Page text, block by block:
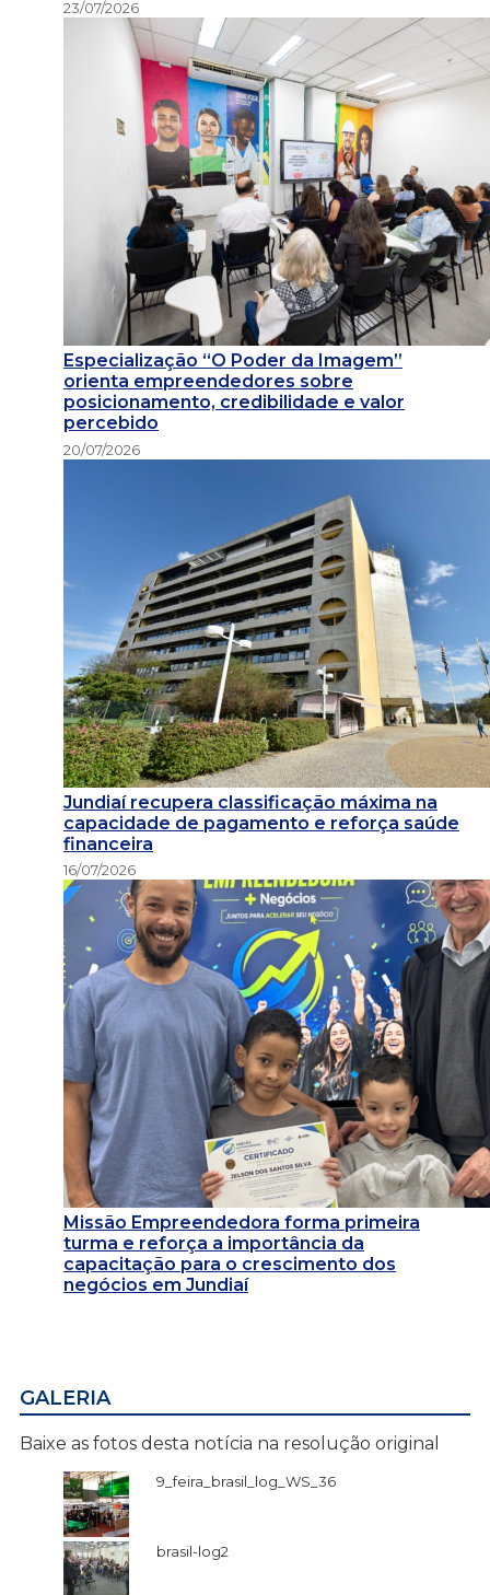
23/07/2026
Especialização “O Poder da Imagem”
orienta empreendedores sobre
posicionamento, credibilidade e valor
percebido
20/07/2026
Jundiaí recupera classificação máxima na
capacidade de pagamento e reforça saúde
financeira
16/07/2026
Missão Empreendedora forma primeira
turma e reforça a importância da
capacitação para o crescimento dos
negócios em Jundiaí
GALERIA
Baixe as fotos desta notícia na resolução original
9_feira_brasil_log_WS_36
brasil-log2